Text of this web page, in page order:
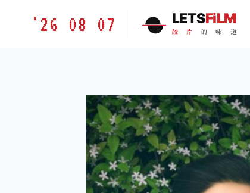
胶'26 08 07 LETSFiLM
胶 片 的 味 道